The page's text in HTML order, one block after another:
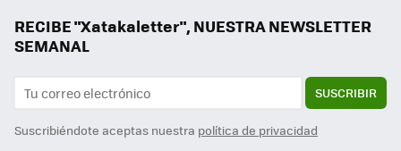
RECIBE "Xatakaletter", NUESTRA NEWSLETTER
SEMANAL
SUSCRIBIR
Suscribiéndote aceptas nuestra política de privacidad